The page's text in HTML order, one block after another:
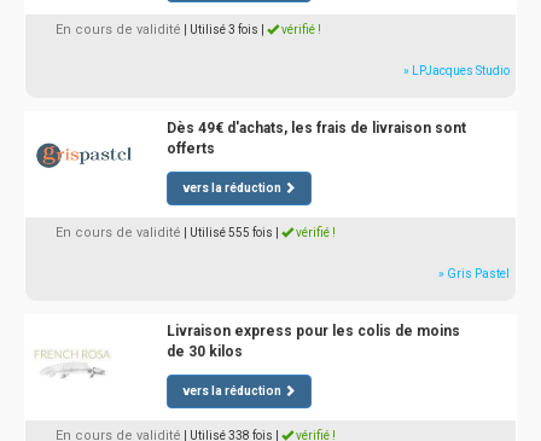
En cours de validité | Utilisé 3 fois vérifié !
» LPJacques Studio
Dès 49€ d'achats, les frais de livraison sont
offerts
vers la réduction
En cours de validité | Utilisé 555 fois vérifié !
» Gris Pastel
Livraison express pour les colis de moins
de 30 kilos
vers la réduction
En cours de validité | Utilisé 338 fois vérifié !